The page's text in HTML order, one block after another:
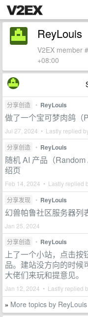
ReyLouis
V2EX member
+08:00
分享创造 • ReyLouis
做了一个宝可梦肉鸽（
Jul 27, 2024 • Lastly replied
分享创造 • ReyLouis
随机 AI 产品（
绍页
Feb 14, 2024 • Lastly replied
分享发现 • ReyLouis
幻兽帕鲁社区服务器列
Jan 25, 2024
分享创造
• ReyLouis
上了一个小站，点击按
品。建站没方向的时候
大佬们来玩和提意见。
Jan 12, 2024 • Lastly replied
» More topics by ReyLouis